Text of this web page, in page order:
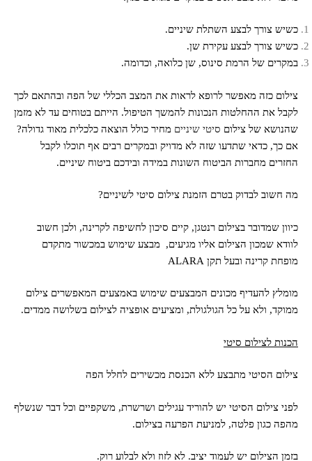
כשיש צורך לבצע השתלת שיניים.
כשיש צורך לבצע עקירת שן.
במקרים של הרמת סינוס, שן כלואה, וכדומה.
צילום כזה מאפשר לרופא לראות את המצב הכללי של הפה ובהתאם לכך
לקבל את ההחלטות הנכונות להמשך הטיפול. הייתם בטוחים עד לא מזמן
שהנושא של צילוםסיטי שינייםמחיר כולל הוצאה כלכלית מאוד גדולה?
אם כך, כדאי שתדעו שזה לא מדויק ובמקרים רבים אף תוכלו לקבל
החזרים מחברות הביטוח השונות במידה ובידכם ביטוח שיניים.
מה חשוב לבדוק בטרם הזמנת צילום סיטי לשיניים?
כיוון שמדובר בצילום רנטגן, קיים סיכון לחשיפה לקרינה, ולכן חשוב
לוודא שמכון הצילום אליו מגיעים, מבצע שימוש במכשור מתקדם
מופחת קרינה ובעל תקן ALARA
מומלץ להעדיף מכונים המבצעים שימוש באמצעים המאפשרים צילום
ממוקד, ולא על כל הגולגולת, ומציעים אופציה לצילום בשלושה ממדים.
הכנות לצילום סיטי
צילום הסיטי מתבצע ללא הכנסת מכשירים לחלל הפה
לפני צילום הסיטי יש להוריד עגילים ושרשרת, משקפיים וכל דבר שנשלף
מהפה כגון פלטה, למניעת הפרעה בצילום.
בזמן הצילום יש לעמוד יציב. לא לזוז ולא לבלוע רוק.